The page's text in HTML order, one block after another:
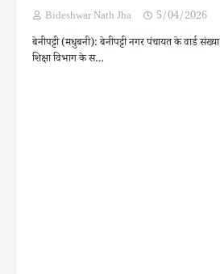
Bideshwar Nath Jha
5/04/2026
बेनीपट्टी (मधुबनी): बेनीपट्टी नगर पंचायत के वार्ड
शिक्षा विभाग के स…